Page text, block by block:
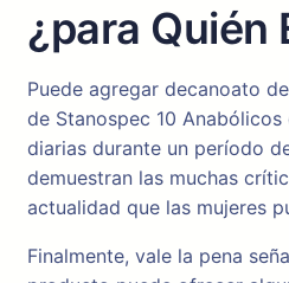
¿para Quién
Puede agregar decanoato
de Stanospec 10
diarias durante un período
demuestran las muchas
actualidad que las mujeres
Finalmente, vale la pena